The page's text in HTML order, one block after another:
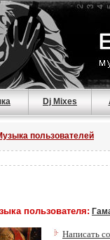
Dj Mixes
пользователей
пользователя:
Написать